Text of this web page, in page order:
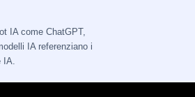
IA come ChatGPT,
IA referenziano i
IA.